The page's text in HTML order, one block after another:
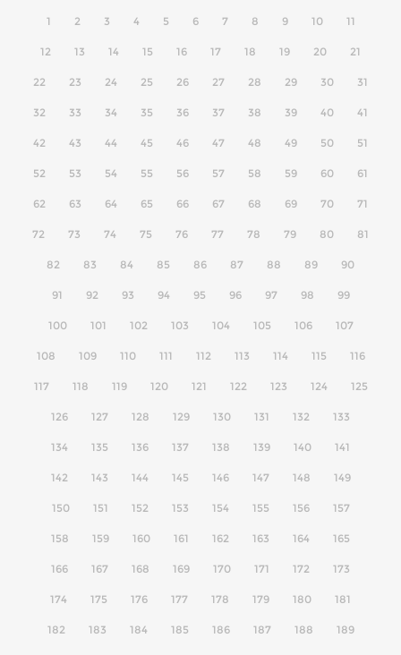
1 2 3 4 5 6 7 8 9 10 11
12 13 14 15 16 17 18 19 20 21
22 23 24 25 26 27 28 29 30 31
32 33 34 35 36 37 38 39 40 41
42 43 44 45 46 47 48 49 50 51
52 53 54 55 56 57 58 59 60 61
62 63 64 65 66 67 68 69 70 71
72 73 74 75 76 77 78 79 80 81
82 83 84 85 86 87 88 89 90
91 92 93 94 95 96 97 98 99
100 101 102 103 104 105 106 107
108 109 110 111 112 113 114 115 116
117 118 119 120 121 122 123 124 125
126 127 128 129 130 131 132 133
134 135 136 137 138 139 140 141
142 143 144 145 146 147 148 149
150 151 152 153 154 155 156 157
158 159 160 161 162 163 164 165
166 167 168 169 170 171 172 173
174 175 176 177 178 179 180 181
182 183 184 185 186 187 188 189